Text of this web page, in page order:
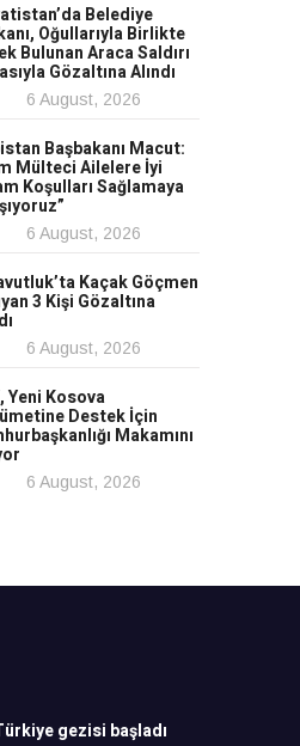
Belediye
Oğullarıyla Birlikte
Bulunan Araca Saldırı
Gözaltına Alındı
6 August, 2026
Başbakanı Macut:
Mülteci Ailelere İyi
Koşulları Sağlamaya
6 August, 2026
Kaçak Göçmen
3 Kişi Gözaltına
6 August, 2026
Yeni Kosova
Destek İçin
Makamını
6 August, 2026
gezisi başladı